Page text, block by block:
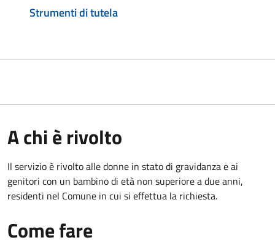
Strumenti di tutela
A chi è rivolto
Il servizio è rivolto alle donne in stato di gravidanza e ai
genitori con un bambino di età non superiore a due anni,
residenti nel Comune in cui si effettua la richiesta.
Come fare